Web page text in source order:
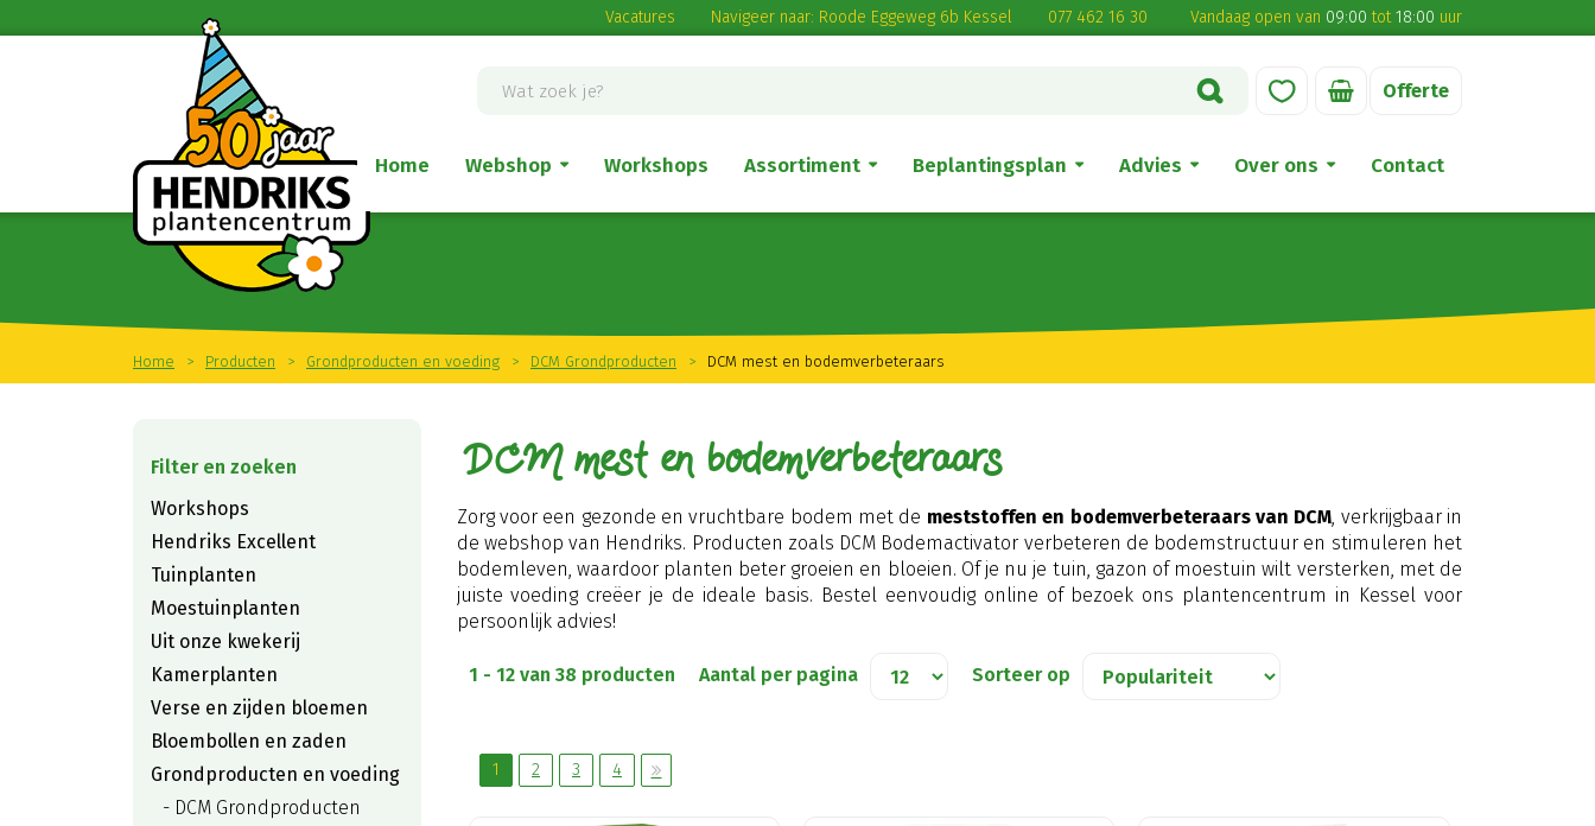
naar
Home > Producten > Grondproducten en voeding > DCM Grondproducten > DCM mest en bodemverbeteraars
DCM mest en bodemverbeteraars
Vacatures Navigeer naar: Roode Eggeweg 6b Kessel 077 462 16 30 Vandaag open van 09:00 tot18:00 uur
Offerte
Home Webshop Workshops Assortiment Beplantingsplan Advies Over ons Contact
Zorg voor een gezonde en vruchtbare bodem met de meststoffen en bodemverbeteraars van DCM, verkrijgbaar in
de webshop van Hendriks. Producten zoals DCM Bodemactivator verbeteren de bodemstructuur en stimuleren het
bodemleven, waardoor planten beter groeien en bloeien. Of je nu je tuin, gazon of moestuin wilt versterken, met de
juiste voeding creëer je de ideale basis. Bestel eenvoudig online of bezoek ons plantencentrum in Kessel voor
persoonlijk advies!
1 - 12 van 38 producten Aantal per pagina Sorteer op
1 2 3 4
Workshops
Hendriks Excellent
Tuinplanten
Moestuinplanten
Uit onze kwekerij
Kamerplanten
Verse en zijden bloemen
Bloembollen en zaden
Grondproducten en voeding
DCM Grondproducten